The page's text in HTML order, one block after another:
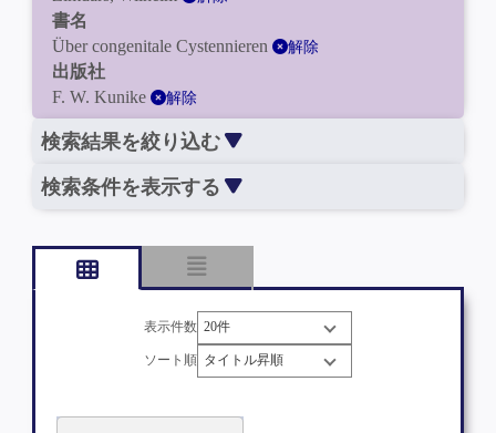
書名
Über congenitale Cystennieren
解除
出版社
F. W. Kunike
解除
検索結果を絞り込む
検索条件を表示する
表示件数
ソート順